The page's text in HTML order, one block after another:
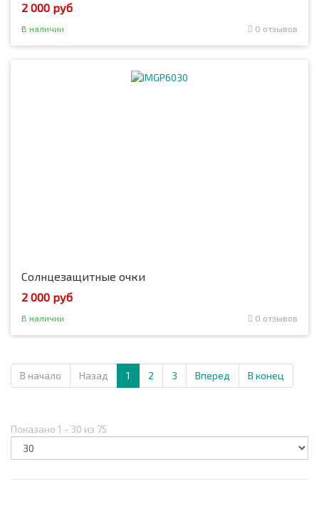
2 000 руб
В наличии 0 отзывов
Солнцезащитные очки
2 000 руб
В наличии 0 отзывов
В начало Назад 1 2 3 Вперед В конец
Показано 1 - 30 из 75